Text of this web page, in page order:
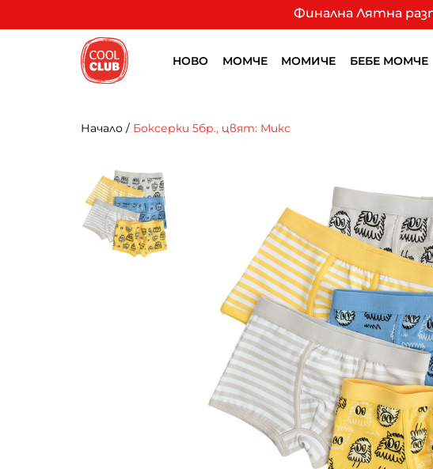
Финална Лятна
НОВО МОМЧЕ МОМИЧЕ БЕБЕ МОМЧЕ
Начало / Боксерки 5бр., цвят: Микс